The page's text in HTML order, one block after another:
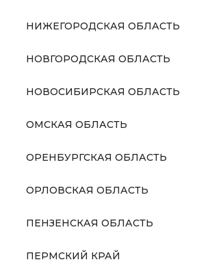
НИЖЕГОРОДСКАЯ ОБЛАСТЬ
НОВГОРОДСКАЯ ОБЛАСТЬ
НОВОСИБИРСКАЯ ОБЛАСТЬ
ОМСКАЯ ОБЛАСТЬ
ОРЕНБУРГСКАЯ ОБЛАСТЬ
ОРЛОВСКАЯ ОБЛАСТЬ
ПЕНЗЕНСКАЯ ОБЛАСТЬ
ПЕРМСКИЙ КРАЙ